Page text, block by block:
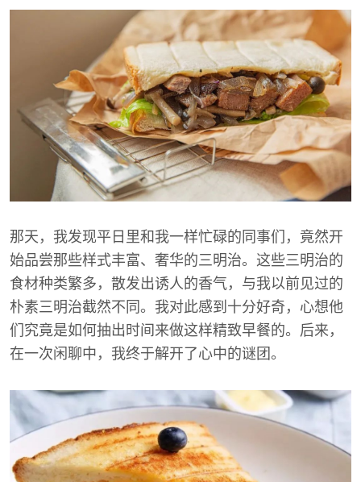
那天，我发现平日里和我一样忙碌的同事们，竟然开
始品尝那些样式丰富、奢华的三明治。这些三明治的
食材种类繁多，散发出诱人的香气，与我以前见过的
朴素三明治截然不同。我对此感到十分好奇，心想他
们究竟是如何抽出时间来做这样精致早餐的。后来，
在一次闲聊中，我终于解开了心中的谜团。